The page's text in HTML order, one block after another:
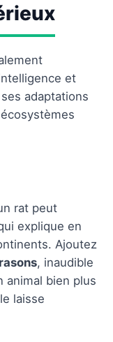
et
adaptations
rat peut
explique en
Ajoutez
, inaudible
animal bien plus
laisse